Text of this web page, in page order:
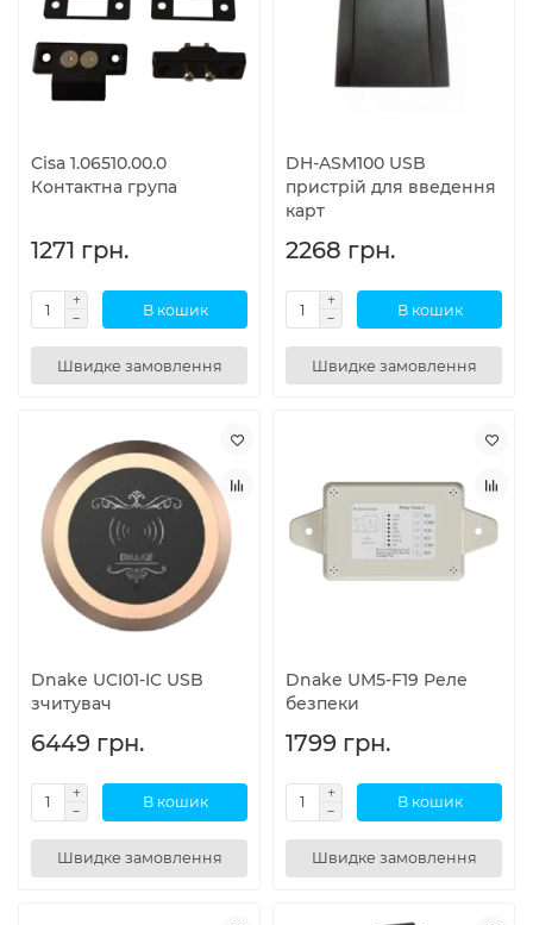
Cisa 1.06510.00.0
Контактна група
1271 грн.
В кошик
Швидке замовлення
DH-ASM100 USB
пристрій для введення
карт
2268 грн.
В кошик
Швидке замовлення
Dnake UCI01-IC USB
зчитувач
6449 грн.
В кошик
Швидке замовлення
Dnake UM5-F19 Реле
безпеки
1799 грн.
В кошик
Швидке замовлення